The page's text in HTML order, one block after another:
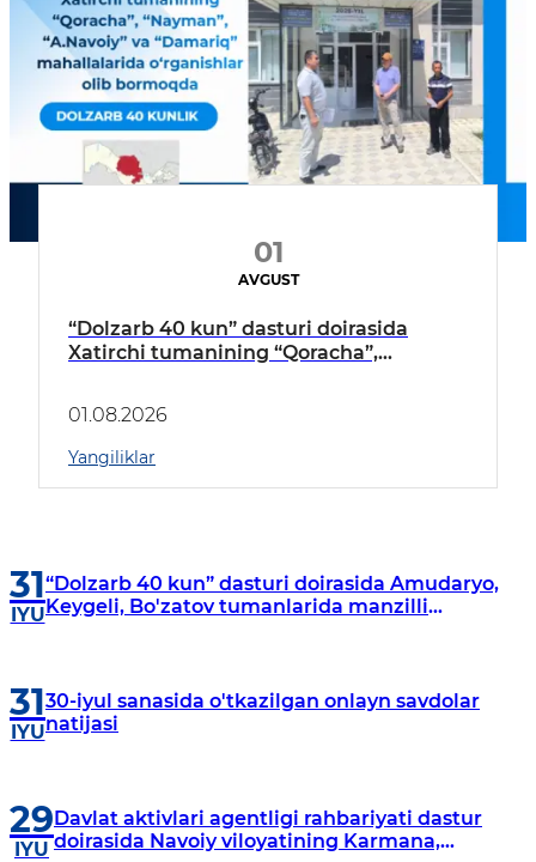
01
AVGUST
“Dolzarb 40 kun” dasturi doirasida
Xatirchi tumanining “Qoracha”,
borildi
01.08.2026
Yangiliklar
31
IYU
“Dolzarb 40 kun” dasturi doirasida Amudaryo,
Keygeli, Bo'zatov tumanlarida manzilli
31
IYU
30-iyul sanasida o'tkazilgan onlayn savdolar
natijasi
29
IYU
Davlat aktivlari agentligi rahbariyati dastur
doirasida Navoiy viloyatining Karmana,